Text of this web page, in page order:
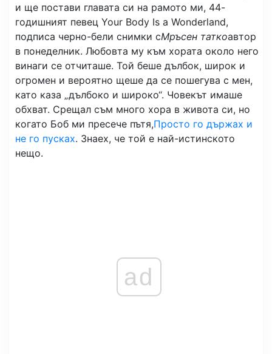
и ще постави главата си на рамото ми, 44-
годишният певец Your Body Is a Wonderland,
подписа черно-бели снимки сМръсен таткоавтор
в понеделник. Любовта му към хората около него
винаги се отчиташе. Той беше дълбок, широк и
огромен и вероятно щеше да се пошегува с мен,
като каза „дълбоко и широко“. Човекът имаше
обхват. Срещал съм много хора в живота си, но
когато Боб ми пресече пътя,Просто го държах и
не го пусках. Знаех, че той е най-истинското
нещо.
ad